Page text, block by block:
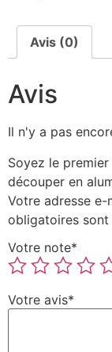
Avis (0)
Avis
Il n'y a pas
Soyez le
découper en
Votre adresse e-
obligatoires sont
Votre note*
Votre avis*